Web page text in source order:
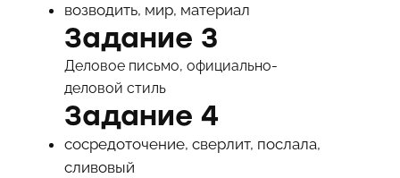
возводить, мир, материал
Задание 3
Деловое письмо, официально-
деловой стиль
Задание 4
сосредоточение, сверлит, послала,
сливовый